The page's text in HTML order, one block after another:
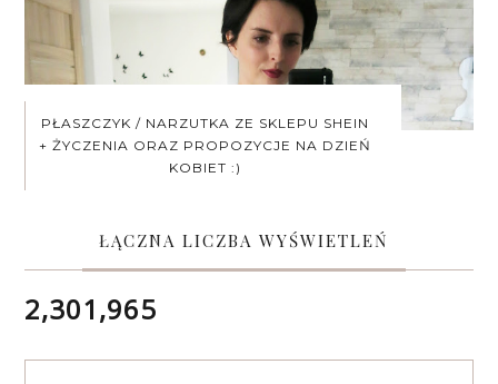
PŁASZCZYK / NARZUTKA ZE SKLEPU SHEIN
+ ŻYCZENIA ORAZ PROPOZYCJE NA DZIEŃ
KOBIET :)
ŁĄCZNA LICZBA WYŚWIETLEŃ
2,301,965